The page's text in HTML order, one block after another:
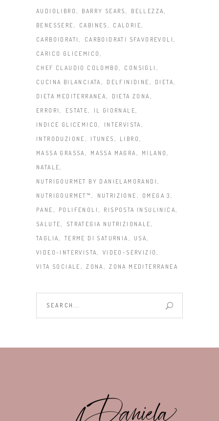
AUDIOLIBRO BARRY SEARS
BELLEZZA
BENESSERE
CABINES
CALORIE
CARBOIDRATI
CARBOIDRATI SFAVOREVOLI
CARICO GLICEMICO
CHEF CLAUDIO COLOMBO
CONSIGLI
CUCINA BILANCIATA
DELFINIDINE
DIETA
DIETA MEDITERRANEA
DIETA ZONA
ERRORI
ESTATE
IL GIORNALE
INDICE GLICEMICO
INTERVISTA
INTRODUZIONE
ITUNES
LIBRO
MASSA GRASSA
MASSA MAGRA
MILANO
NATALE
NUTRIGOURMET BY DANIELAMORANDI
NUTRIGOURMET™
NUTRIZIONE
OMEGA 3
PANE
POLIFENOLI
RISPOSTA INSULINICA
SALUTE
STRATEGIA NUTRIZIONALE
TAGLIA
TERME DI SATURNIA
USA
VIDEO-INTERVISTA
VIDEO-SERVIZIO
VITA SOCIALE
ZONA ZONA MEDITERRANEA